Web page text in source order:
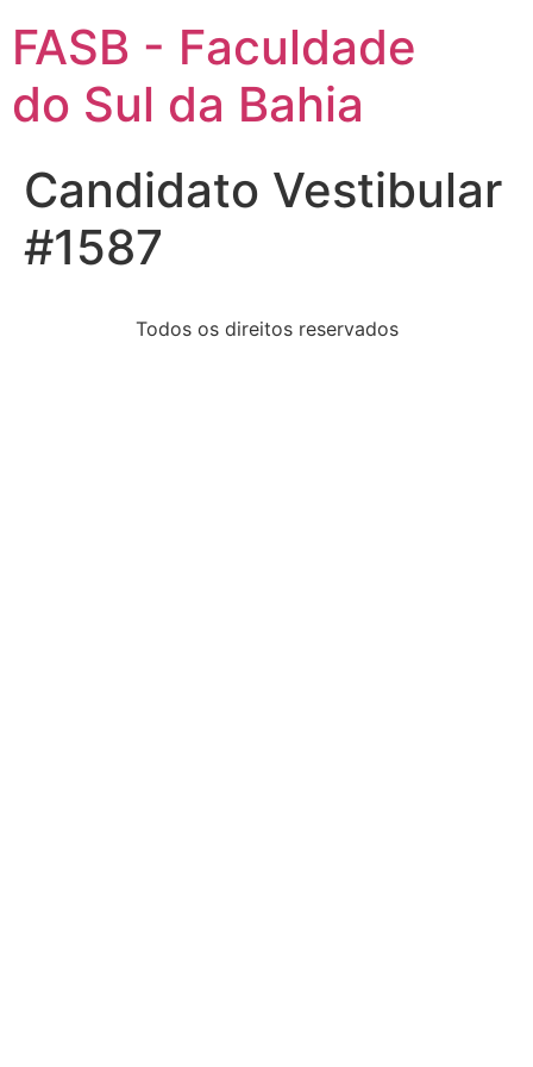
FASB - Faculdade
do Sul da Bahia
Candidato Vestibular
#1587
Todos os direitos reservados